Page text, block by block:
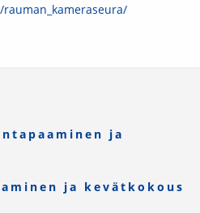
ja
ja kevätkokous